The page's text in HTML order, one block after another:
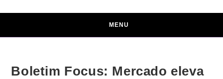
MENU
Boletim Focus: Mercado eleva